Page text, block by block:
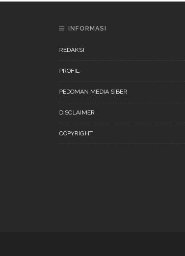
INFORMASI
REDAKSI
PROFIL
PEDOMAN MEDIA SIBER
DISCLAIMER
COPYRIGHT